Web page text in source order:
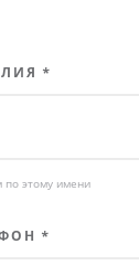
*
этому имени
*